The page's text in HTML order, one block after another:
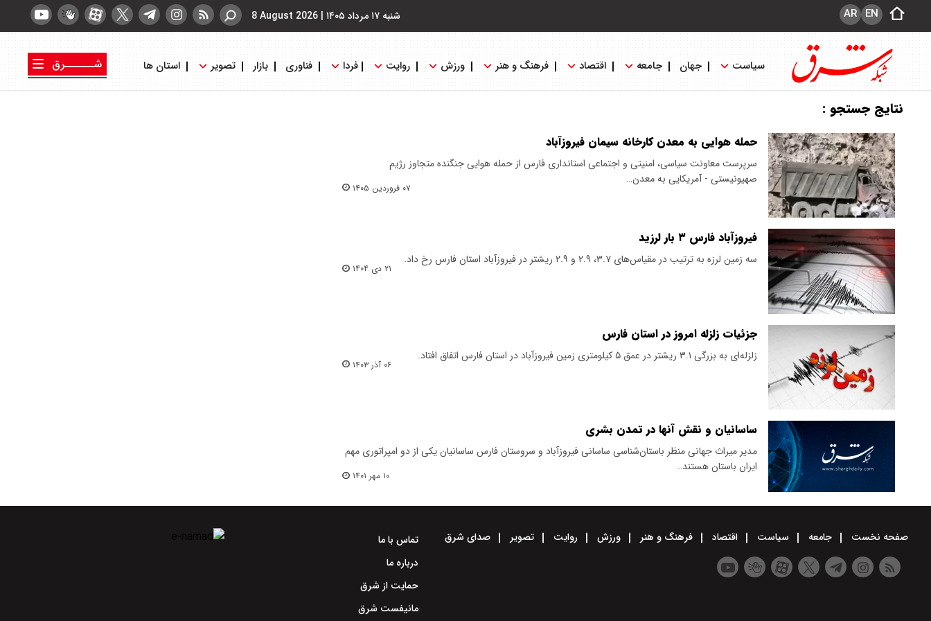
شنبه ۱۷ مرداد ۱۴۰۵ |
8 August 2026 EN
AR
سیاست جهان جامعه اقتصاد فرهنگ و هنر ورزش روایت فردا فناوری بازار تصویر استان ها
شــــــرق
نتایج جستجو :
حمله هوایی به معدن کارخانه سیمان فیروزآباد
سرپرست معاونت سیاسی، امنیتی و اجتماعی استانداری فارس از حمله هوایی جنگنده متجاوز رژیم
صهیونیستی - آمریکایی به معدن…
۰۷ فروردین ۱۴۰۵
فیروزآباد فارس ۳ بار لرزید
سه زمین لرزه به ترتیب در مقیاس‌های ۳.۷، ۲.۹ و ۲.۹ ریشتر در فیروزآباد استان فارس رخ داد.
۲۱ دی ۱۴۰۴
جزئیات زلزله امروز در استان فارس
زلزله‌ای به بزرگی ۳.۱ ریشتر در عمق ۵ کیلومتری زمین فیروزآباد در استان فارس اتفاق افتاد.
۰۶ آذر ۱۴۰۳
ساسانیان و نقش آنها در تمدن بشری
مدیر میراث جهانی منظر باستان‌شناسی ساسانی فیروزآباد و سروستان فارس ساسانیان یکی از دو امپراتوری مهم
ایران باستان هستند…
۱۰ مهر ۱۴۰۱
صفحه نخست جامعه سیاست اقتصاد فرهنگ و هنر ورزش روایت تصویر صدای شرق
تماس با ما
درباره ما
حمایت از شرق
مانیفست شرق